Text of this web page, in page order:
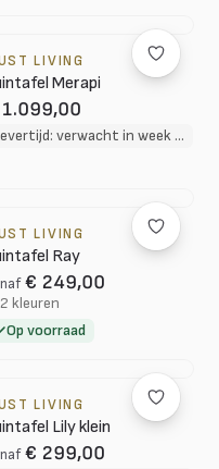
LIVING
Merapi
Levertijd: verwacht in week 37
LIVING
Ray
€ 249,00
kleuren
Op voorraad
LIVING
Lily klein
€ 299,00